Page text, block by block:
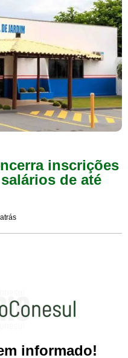
inscrições
de até
informado!